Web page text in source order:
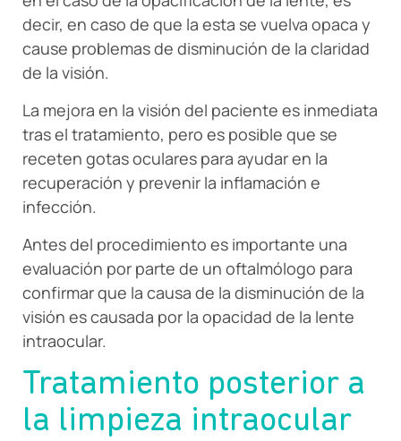
decir, en caso de que la esta se vuelva opaca y
cause problemas de disminución de la claridad
de la visión.
La mejora en la visión del paciente es inmediata
tras el tratamiento, pero es posible que se
receten gotas oculares para ayudar en la
recuperación y prevenir la inflamación e
infección.
Antes del procedimiento es importante una
evaluación por parte de un oftalmólogo para
confirmar que la causa de la disminución de la
visión es causada por la opacidad de la lente
intraocular.
Tratamiento posterior a
la limpieza intraocular